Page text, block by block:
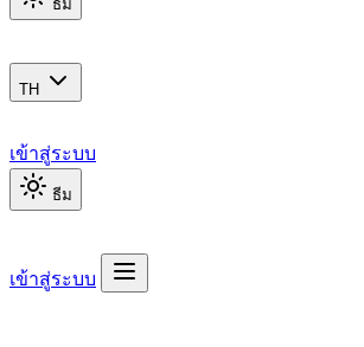
ธีม
TH
เข้าสู่ระบบ
ธีม
เข้าสู่ระบบ